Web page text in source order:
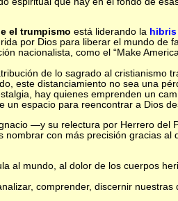
el trumpismo está liderando la hibris
por Dios para liberar el mundo de
nacionalista, como el “Make
de lo sagrado al cristianismo
este distanciamiento no sea una
hay quienes emprenden un
un espacio para reencontrar a Dios
—y su relectura por Herrero del
con más precisión gracias al
al mundo, al dolor de los cuerpos
comprender, discernir nuestras